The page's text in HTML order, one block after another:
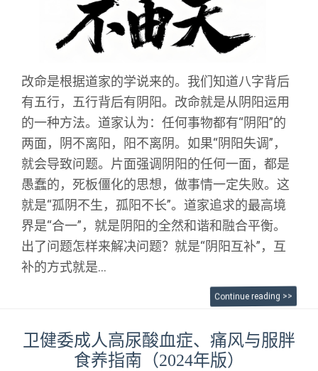
改命是根据道家的学说来的。我们知道八字背后
有五行，五行背后有阴阳。改命就是从阴阳运用
的一种方法。道家认为：任何事物都有“阴阳”的
两面，阴不离阳，阳不离阴。如果“阴阳失调”，
就会导致问题。片面强调阴阳的任何一面，都是
愚蠢的，死板僵化的思想，做事情一定失败。这
就是“孤阴不生，孤阳不长”。道家追求的最高境
界是“合一”，就是阴阳的全然和谐和融合平衡。
出了问题怎样来解决问题？就是“阴阳互补”，互
补的方式就是...
Continue reading >>
卫健委成人高尿酸血症、痛风与服胖
食养指南（2024年版）